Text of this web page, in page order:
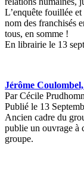
L’enquête fouillée
nom des franchisés
tous, en somme !
En librairie le 13
Jérôme
Par Cécile
Publié le 13
Ancien cadre du
publie un ouvrage à
groupe.